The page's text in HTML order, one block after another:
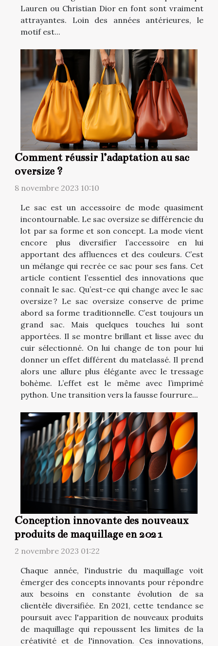
Lauren ou Christian Dior en font sont vraiment
attrayantes. Loin des années antérieures, le
motif est...
Comment réussir l’adaptation au sac
oversize ?
8 novembre 2023 10:10
Le sac est un accessoire de mode quasiment
incontournable. Le sac oversize se différencie du
lot par sa forme et son concept. La mode vient
encore plus diversifier l’accessoire en lui
apportant des affluences et des couleurs. C’est
un mélange qui recrée ce sac pour ses fans. Cet
article contient l’essentiel des innovations que
connaît le sac. Qu’est-ce qui change avec le sac
oversize ? Le sac oversize conserve de prime
abord sa forme traditionnelle. C’est toujours un
grand sac. Mais quelques touches lui sont
apportées. Il se montre brillant et lisse avec du
cuir sélectionné. On lui change de ton pour lui
donner un effet différent du matelassé. Il prend
alors une allure plus élégante avec le tressage
bohème. L’effet est le même avec l’imprimé
python. Une transition vers la fausse fourrure...
Conception innovante des nouveaux
produits de maquillage en 2021
2 novembre 2023 01:22
Chaque année, l'industrie du maquillage voit
émerger des concepts innovants pour répondre
aux besoins en constante évolution de sa
clientèle diversifiée. En 2021, cette tendance se
poursuit avec l'apparition de nouveaux produits
de maquillage qui repoussent les limites de la
créativité et de l'innovation. Ces innovations,